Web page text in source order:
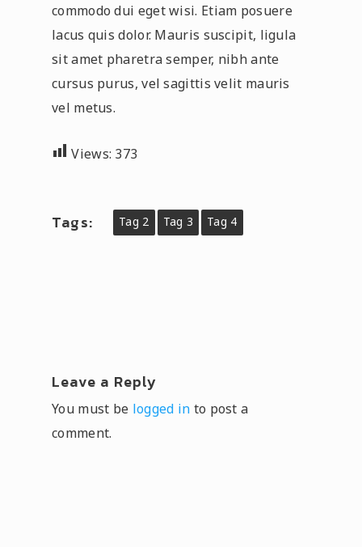
commodo dui eget wisi. Etiam posuere
lacus quis dolor. Mauris suscipit, ligula
sit amet pharetra semper, nibh ante
cursus purus, vel sagittis velit mauris
vel metus.
Views: 373
Tags: Tag 2 Tag 3 Tag 4
Leave a Reply
You must be logged in to post a
comment.